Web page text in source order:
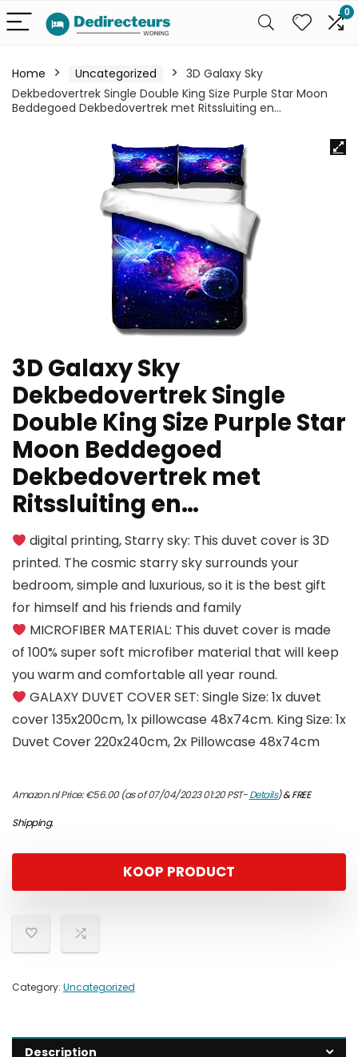
0
Home Uncategorized
3D Galaxy Sky
Dekbedovertrek Single Double King Size Purple Star Moon
Beddegoed Dekbedovertrek met Ritssluiting en…
3D Galaxy Sky
Dekbedovertrek Single
Double King Size Purple Star
Moon Beddegoed
Dekbedovertrek met
Ritssluiting en…
digital printing, Starry sky: This duvet cover is 3D
printed. The cosmic starry sky surrounds your
bedroom, simple and luxurious, so it is the best gift
for himself and his friends and family
MICROFIBER MATERIAL: This duvet cover is made
of 100% super soft microfiber material that will keep
you warm and comfortable all year round.
GALAXY DUVET COVER SET: Single Size: 1x duvet
cover 135x200cm, 1x pillowcase 48x74cm. King Size: 1x
Duvet Cover 220x240cm, 2x Pillowcase 48x74cm
Amazon.nl Price:€56.00(as of 07/04/2023 01:20 PST-Details)&FREE
Shipping.
KOOP PRODUCT
Category: Uncategorized
Description